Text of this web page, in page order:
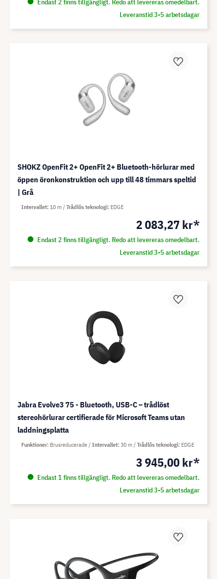
Endast 2 finns tillgängligt. Redo att levereras omedelbart.
Leveranstid 3-5 arbetsdagar
SHOKZ OpenFit 2+ OpenFit 2+ Bluetooth-hörlurar med
öppen öronkonstruktion och upp till 48 timmars speltid
| Grå
2 083,27 kr*
Endast 2 finns tillgängligt. Redo att levereras omedelbart.
Leveranstid 3-5 arbetsdagar
Intervallet 10 m Trådlös teknologi EDGE
Jabra Evolve3 75 - Bluetooth, USB-C – trådlöst
stereohörlurar certifierade för Microsoft Teams utan
laddningsplatta
3 945,00 kr*
Endast 1 finns tillgängligt. Redo att levereras omedelbart.
Leveranstid 3-5 arbetsdagar
Funktioner Brusreducerade Intervallet 30 m Trådlös teknologi EDGE